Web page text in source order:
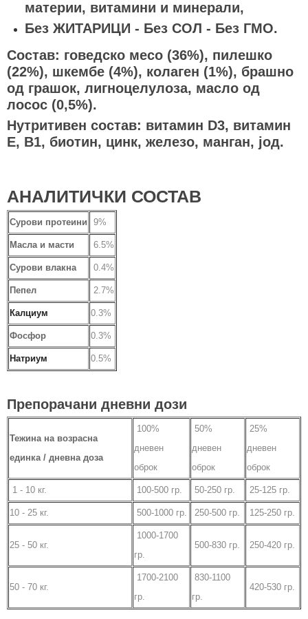
материи, витамини и минерали,
Без ЖИТАРИЦИ - Без СОЛ - Без ГМО.
Состав: говедско месо (36%), пилешко
(22%), шкембе (4%), колаген (1%), брашно
од грашок, лигноцелулоза, масло од
лосос (0,5%).
Нутритивен состав: витамин D3, витамин
E, B1, биотин, цинк, железо, манган, јод.
АНАЛИТИЧКИ СОСТАВ
Сурови протеини 9%
Масла и масти 6.5%
Сурови влакна 0.4%
Пепел 2.7%
Калциум 0.3%
Фосфор 0.3%
Натриум 0.5%
Препорачани дневни дози
Тежина на возрасна
единка / дневна доза
100%
дневен
оброк
50%
дневен
оброк
25%
дневен
оброк
1 - 10 кг. 100-500 гр. 50-250 гр. 25-125 гр.
10 - 25 кг. 500-1000 гр. 250-500 гр. 125-250 гр.
25 - 50 кг.
1000-1700
гр.
500-830 гр. 250-420 гр.
50 - 70 кг.
1700-2100
гр.
830-1100
гр.
420-530 гр.